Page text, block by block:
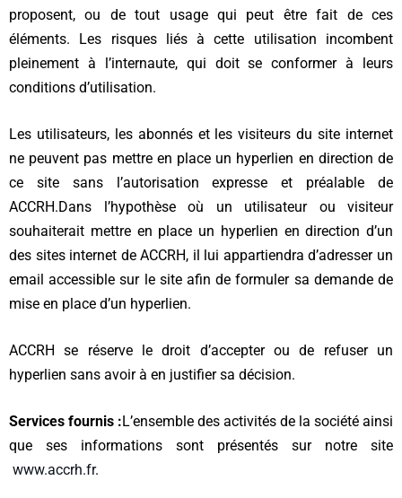
proposent, ou de tout usage qui peut être fait de ces
éléments. Les risques liés à cette utilisation incombent
pleinement à l’internaute, qui doit se conformer à leurs
conditions d’utilisation.
Les utilisateurs, les abonnés et les visiteurs du site internet
ne peuvent pas mettre en place un hyperlien en direction de
ce site sans l’autorisation expresse et préalable de
ACCRH.Dans l’hypothèse où un utilisateur ou visiteur
souhaiterait mettre en place un hyperlien en direction d’un
des sites internet de ACCRH, il lui appartiendra d’adresser un
email accessible sur le site afin de formuler sa demande de
mise en place d’un hyperlien.
ACCRH se réserve le droit d’accepter ou de refuser un
hyperlien sans avoir à en justifier sa décision.
Services fournis :L’ensemble des activités de la société ainsi
que ses informations sont présentés sur notre site
www.accrh.fr.